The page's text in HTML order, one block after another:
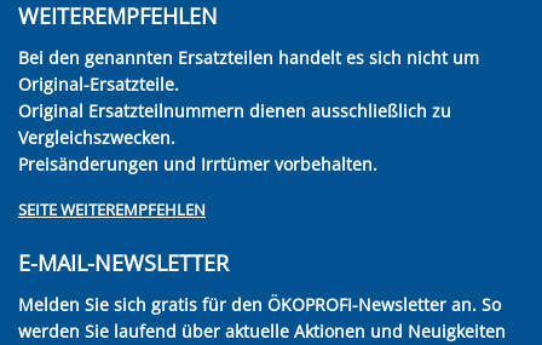
WEITEREMPFEHLEN
Bei den genannten Ersatzteilen handelt es sich nicht um
Original-Ersatzteile.
Original Ersatzteilnummern dienen ausschließlich zu
Vergleichszwecken.
Preisänderungen und Irrtümer vorbehalten.
SEITE WEITEREMPFEHLEN
E-MAIL-NEWSLETTER
Melden Sie sich gratis für den ÖKOPROFI-Newsletter an. So
werden Sie laufend über aktuelle Aktionen und Neuigkeiten